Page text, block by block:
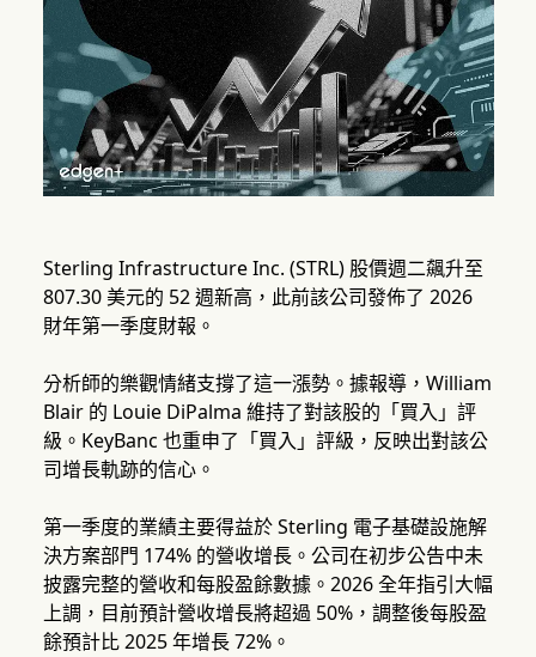
Sterling Infrastructure Inc. (STRL) 股價週二飆升至
807.30 美元的 52 週新高，此前該公司發佈了 2026
財年第一季度財報。
分析師的樂觀情緒支撐了這一漲勢。據報導，William
Blair 的 Louie DiPalma 維持了對該股的「買入」評
級。KeyBanc 也重申了「買入」評級，反映出對該公
司增長軌跡的信心。
第一季度的業績主要得益於 Sterling 電子基礎設施解
決方案部門 174% 的營收增長。公司在初步公告中未
披露完整的營收和每股盈餘數據。2026 全年指引大幅
上調，目前預計營收增長將超過 50%，調整後每股盈
餘預計比 2025 年增長 72%。